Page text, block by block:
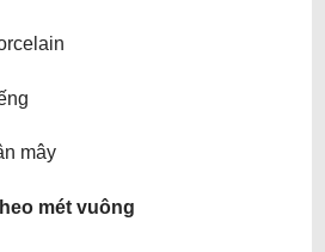
mây
mét vuông